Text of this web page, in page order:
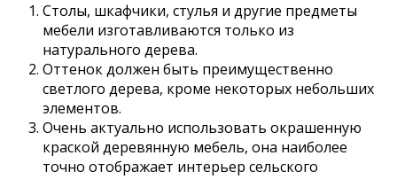
Столы, шкафчики, стулья и другие предметы
мебели изготавливаются только из
натурального дерева.
Оттенок должен быть преимущественно
светлого дерева, кроме некоторых небольших
элементов.
Очень актуально использовать окрашенную
краской деревянную мебель, она наиболее
точно отображает интерьер сельского